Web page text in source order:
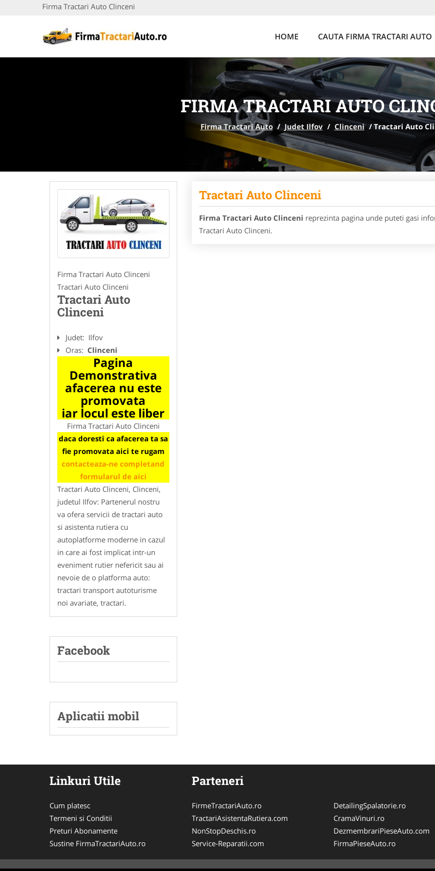
Firma Tractari Auto Clinceni
HOME CAUTA FIRMA TRACTARI AUTO
FIRMA TRACTARI AUTO
Firma Tractari Auto / Judet Ilfov / Clinceni /Tractari Auto
Firma Tractari Auto Clinceni
Tractari Auto Clinceni
Tractari Auto
Clinceni
Judet: Ilfov
Oras: Clinceni
Pagina
Demonstrativa
afacerea nu este
promovata
iar locul este liber
Firma Tractari Auto Clinceni
daca doresti ca afacerea ta sa
fie promovata aici te rugam
contacteaza-ne completand
formularul de aici
Tractari Auto Clinceni, Clinceni,
judetul Ilfov: Partenerul nostru
va ofera servicii de tractari auto
si asistenta rutiera cu
autoplatforme moderne in cazul
in care ai fost implicat intr-un
eveniment rutier nefericit sau ai
nevoie de o platforma auto:
tractari transport autoturisme
noi avariate, tractari.
Facebook
Aplicatii mobil
Tractari Auto Clinceni
Firma Tractari Auto Clinceni reprezinta pagina unde puteti gasi
Tractari Auto Clinceni.
Linkuri Utile
Cum platesc
Termeni si Conditii
Preturi Abonamente
Sustine FirmaTractariAuto.ro
Parteneri
FirmeTractariAuto.ro
TractariAsistentaRutiera.com
NonStopDeschis.ro
Service-Reparatii.com
DetailingSpalatorie.ro
CramaVinuri.ro
DezmembrariPieseAuto.com
FirmaPieseAuto.ro